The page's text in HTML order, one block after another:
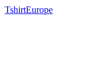
TshirtEurope